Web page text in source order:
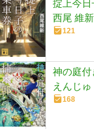
掟上今日
西尾 維新
121
神の庭付
えんじゅ
168